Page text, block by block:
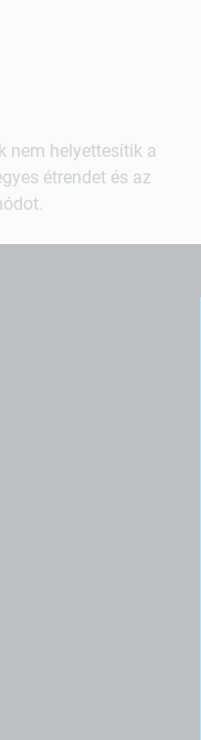
nem helyettesítik a
étrendet és az